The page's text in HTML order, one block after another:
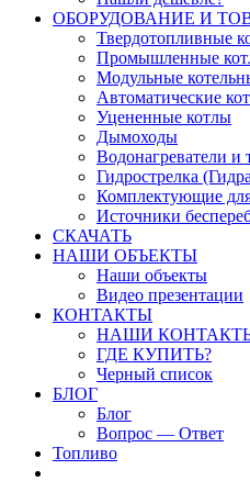
ОБОРУДОВАНИЕ И
Твердотопливные
Промышленные
Модульные
Автоматические
Уцененные котлы
Дымоходы
Водонагреватели и
Гидрострелка
Комплектующие
Источники
СКАЧАТЬ
НАШИ ОБЪЕКТЫ
Наши объекты
Видео презентации
КОНТАКТЫ
НАШИ
ГДЕ КУПИТЬ?
Черный список
БЛОГ
Блог
Вопрос — Ответ
Топливо